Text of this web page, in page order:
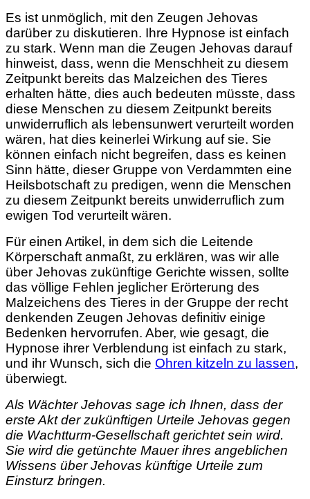
Es ist unmöglich, mit den Zeugen Jehovas
darüber zu diskutieren. Ihre Hypnose ist einfach
zu stark. Wenn man die Zeugen Jehovas darauf
hinweist, dass, wenn die Menschheit zu diesem
Zeitpunkt bereits das Malzeichen des Tieres
erhalten hätte, dies auch bedeuten müsste, dass
diese Menschen zu diesem Zeitpunkt bereits
unwiderruflich als lebensunwert verurteilt worden
wären, hat dies keinerlei Wirkung auf sie. Sie
können einfach nicht begreifen, dass es keinen
Sinn hätte, dieser Gruppe von Verdammten eine
Heilsbotschaft zu predigen, wenn die Menschen
zu diesem Zeitpunkt bereits unwiderruflich zum
ewigen Tod verurteilt wären.
Für einen Artikel, in dem sich die Leitende
Körperschaft anmaßt, zu erklären, was wir alle
über Jehovas zukünftige Gerichte wissen, sollte
das völlige Fehlen jeglicher Erörterung des
Malzeichens des Tieres in der Gruppe der recht
denkenden Zeugen Jehovas definitiv einige
Bedenken hervorrufen. Aber, wie gesagt, die
Hypnose ihrer Verblendung ist einfach zu stark,
und ihr Wunsch, sich die Ohren kitzeln zu lassen,
überwiegt.
Als Wächter Jehovas sage ich Ihnen, dass der
erste Akt der zukünftigen Urteile Jehovas gegen
die Wachtturm-Gesellschaft gerichtet sein wird.
Sie wird die getünchte Mauer ihres angeblichen
Wissens über Jehovas künftige Urteile zum
Einsturz bringen.